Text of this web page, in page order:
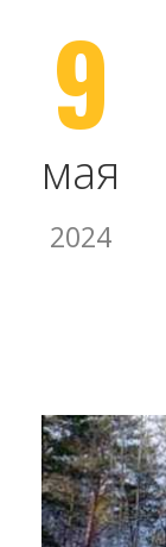
9
мая
2024